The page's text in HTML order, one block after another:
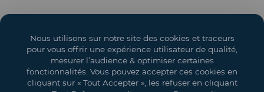
Nous utilisons sur notre site des cookies et traceurs
pour vous offrir une expérience utilisateur de qualité,
mesurer l’audience & optimiser certaines
fonctionnalités. Vous pouvez accepter ces cookies en
cliquant sur « Tout Accepter », les refuser en cliquant